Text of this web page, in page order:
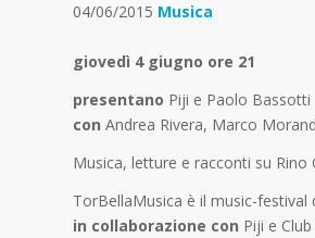
04/06/2015 Musica
giovedì 4 giugno ore 21
presentano Piji e Paolo Bassotti
con Andrea Rivera, Marco
Musica, letture e racconti su Rino
TorBellaMusica è il music-
in collaborazione con Piji e